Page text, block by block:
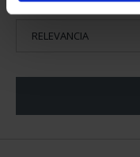
ORDENAR POR: